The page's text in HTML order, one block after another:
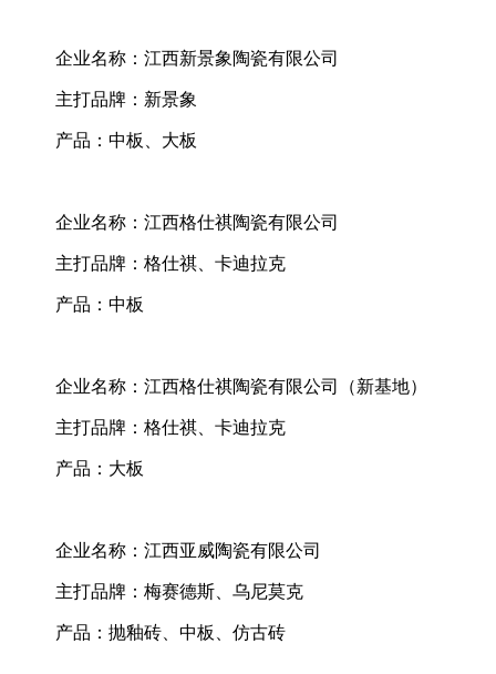
企业名称：江西新景象陶瓷有限公司
主打品牌：新景象
产品：中板、大板
企业名称：江西格仕祺陶瓷有限公司
主打品牌：格仕祺、卡迪拉克
产品：中板
企业名称：江西格仕祺陶瓷有限公司（新基地）
主打品牌：格仕祺、卡迪拉克
产品：大板
企业名称：江西亚威陶瓷有限公司
主打品牌：梅赛德斯、乌尼莫克
产品：抛釉砖、中板、仿古砖